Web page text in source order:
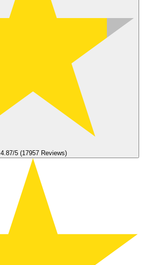
4.87/5 (17957 Reviews)